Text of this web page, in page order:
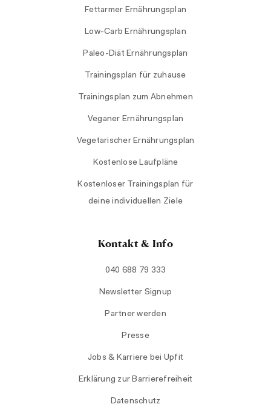
Fettarmer Ernährungsplan
Low-Carb Ernährungsplan
Paleo-Diät Ernährungsplan
Trainingsplan für zuhause
Trainingsplan zum Abnehmen
Veganer Ernährungsplan
Vegetarischer Ernährungsplan
Kostenlose Laufpläne
Kostenloser Trainingsplan für
deine individuellen Ziele
Kontakt & Info
040 688 79 333
Newsletter Signup
Partner werden
Presse
Jobs & Karriere bei Upfit
Erklärung zur Barrierefreiheit
Datenschutz